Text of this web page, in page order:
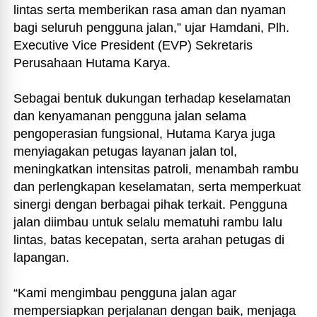
lintas serta memberikan rasa aman dan nyaman
bagi seluruh pengguna jalan,” ujar Hamdani, Plh.
Executive Vice President (EVP) Sekretaris
Perusahaan Hutama Karya.
Sebagai bentuk dukungan terhadap keselamatan
dan kenyamanan pengguna jalan selama
pengoperasian fungsional, Hutama Karya juga
menyiagakan petugas layanan jalan tol,
meningkatkan intensitas patroli, menambah rambu
dan perlengkapan keselamatan, serta memperkuat
sinergi dengan berbagai pihak terkait. Pengguna
jalan diimbau untuk selalu mematuhi rambu lalu
lintas, batas kecepatan, serta arahan petugas di
lapangan.
“Kami mengimbau pengguna jalan agar
mempersiapkan perjalanan dengan baik, menjaga